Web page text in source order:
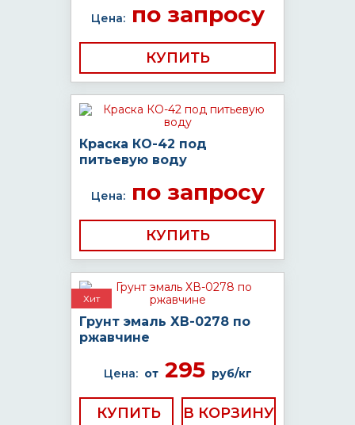
Цена:по запросу
КУПИТЬ
Краска КО-42 под
питьевую воду
Цена:по запросу
КУПИТЬ
Хит
Грунт эмаль ХВ-0278 по
ржавчине
Цена: от295 руб/кг
КУПИТЬ